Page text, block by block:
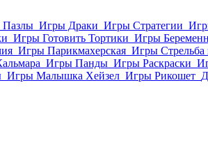
Игры Драки Игры Стратегии
Игры Готовить Тортики Игры
Игры Парикмахерская Игры Стрельба
Игры Панды Игры Раскраски
Игры Малышка Хейзел Игры Рикошет